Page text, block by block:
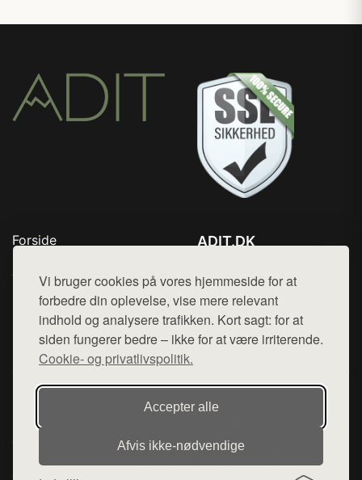
Vi bruger cookies på vores hjemmeside for at
forbedre din oplevelse, vise mere relevant
indhold og analysere trafikken. Kort sagt: for at
siden fungerer bedre – ikke for at være irriterende.
Cookie- og privatlivspolitik.
Accepter alle
Afvis ikke‑nødvendige
Forside
Top Rabatter
Blog
Kontakt
ADIT.DK
Mail: hej@want.dk
Cookie- og privatlivspolitik
Denne side er en del af want.dk, der udgiver en række
hjemmesider med præsentation af forskellige produkter fra
diverse webshops. Der sælges ikke varer fra denne side - vi
varerne på lager.